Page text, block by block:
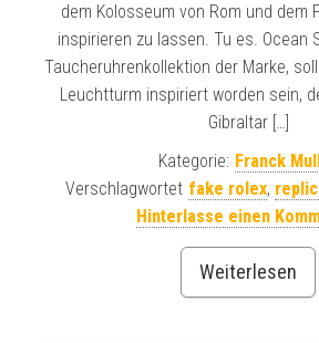
dem Kolosseum von Rom und dem
inspirieren zu lassen. Tu es. Ocean
Taucheruhrenkollektion der Marke,
Leuchtturm inspiriert worden sein,
Gibraltar […]
Kategorie: Franck
Verschlagwortet fake rolex,
Hinterlasse einen
Weiterlesen